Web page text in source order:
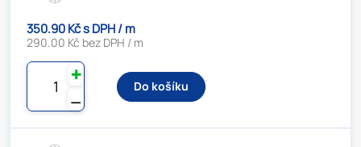
350.90 Kč s DPH / m
290.00 Kč bez DPH / m
⚊
✚
Do košíku